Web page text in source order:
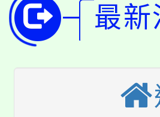
生本土語及
公告本校
代理(課)教
公告本校
代理(課)教
轉知中國文
《TA101
轉知苗栗
最